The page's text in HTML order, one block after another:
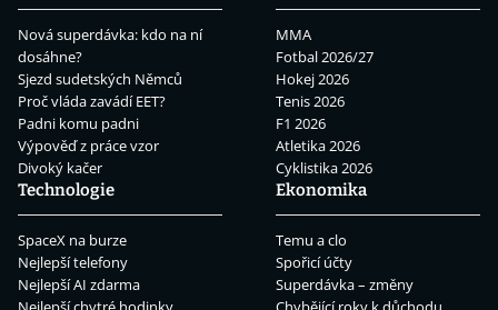
Nová superdávka: kdo na ní
dosáhne?
Sjezd sudetských Němců
Proč vláda zavádí EET?
Padni komu padni
Výpověď z práce vzor
Divoký kačer
MMA
Fotbal 2026/27
Hokej 2026
Tenis 2026
F1 2026
Atletika 2026
Cyklistika 2026
Technologie
SpaceX na burze
Nejlepší telefony
Nejlepší AI zdarma
Ekonomika
Temu a clo
Spořicí účty
Superdávka – změny